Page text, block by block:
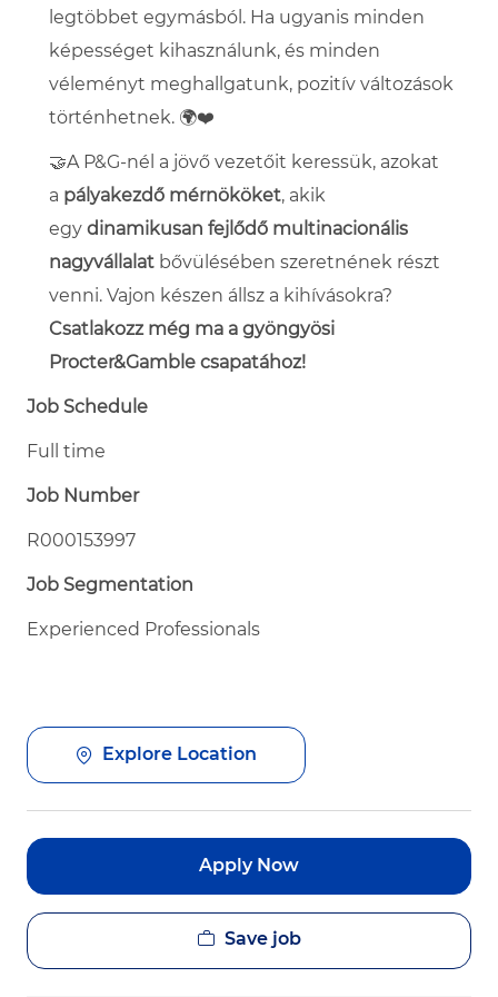
legtöbbet egymásból. Ha ugyanis minden
képességet kihasználunk, és minden
véleményt meghallgatunk, pozitív változások
történhetnek. 🌍❤️
🤝A P&G-nél a jövő vezetőit keressük, azokat
a pályakezdő mérnököket, akik
egy dinamikusan fejlődő multinacionális
nagyvállalat bővülésében szeretnének részt
venni. Vajon készen állsz a kihívásokra?
Csatlakozz még ma a gyöngyösi
Procter&Gamble csapatához!
Job Schedule
Full time
Job Number
R000153997
Job Segmentation
Experienced Professionals
Explore Location
Apply Now
Save job